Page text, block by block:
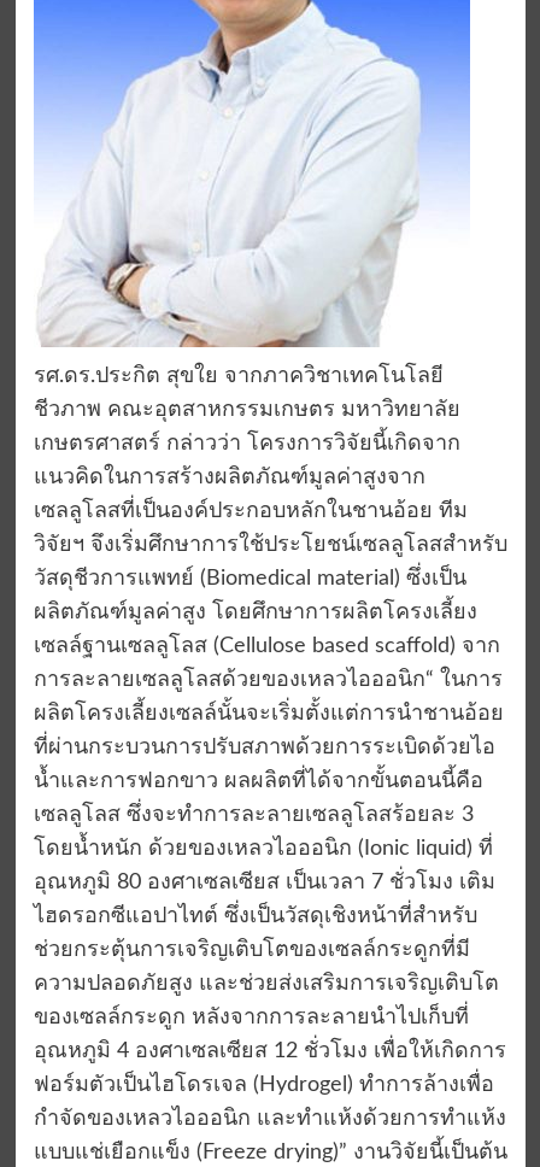
รศ.ดร.ประกิต สุขใย จากภาควิชาเทคโนโลยี
ชีวภาพ คณะอุตสาหกรรมเกษตร มหาวิทยาลัย
เกษตรศาสตร์ กล่าวว่า โครงการวิจัยนี้เกิดจาก
แนวคิดในการสร้างผลิตภัณฑ์มูลค่าสูงจาก
เซลลูโลสที่เป็นองค์ประกอบหลักในชานอ้อย ทีม
วิจัยฯ จึงเริ่มศึกษาการใช้ประโยชน์เซลลูโลสสำหรับ
วัสดุชีวการแพทย์ (Biomedical material) ซึ่งเป็น
ผลิตภัณฑ์มูลค่าสูง โดยศึกษาการผลิตโครงเลี้ยง
เซลล์ฐานเซลลูโลส (Cellulose based scaffold) จาก
การละลายเซลลูโลสด้วยของเหลวไอออนิก“ ในการ
ผลิตโครงเลี้ยงเซลล์นั้นจะเริ่มตั้งแต่การนำชานอ้อย
ที่ผ่านกระบวนการปรับสภาพด้วยการระเบิดด้วยไอ
น้ำและการฟอกขาว ผลผลิตที่ได้จากขั้นตอนนี้คือ
เซลลูโลส ซึ่งจะทำการละลายเซลลูโลสร้อยละ 3
โดยน้ำหนัก ด้วยของเหลวไอออนิก (Ionic liquid) ที่
อุณหภูมิ 80 องศาเซลเซียส เป็นเวลา 7 ชั่วโมง เติม
ไฮดรอกซีแอปาไทต์ ซึ่งเป็นวัสดุเชิงหน้าที่สำหรับ
ช่วยกระตุ้นการเจริญเติบโตของเซลล์กระดูกที่มี
ความปลอดภัยสูง และช่วยส่งเสริมการเจริญเติบโต
ของเซลล์กระดูก หลังจากการละลายนำไปเก็บที่
อุณหภูมิ 4 องศาเซลเซียส 12 ชั่วโมง เพื่อให้เกิดการ
ฟอร์มตัวเป็นไฮโดรเจล (Hydrogel) ทำการล้างเพื่อ
กำจัดของเหลวไอออนิก และทำแห้งด้วยการทำแห้ง
แบบแช่เยือกแข็ง (Freeze drying)” งานวิจัยนี้เป็นต้น